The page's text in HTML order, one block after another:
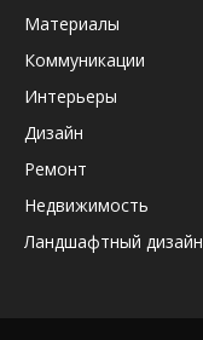
Материалы
Коммуникации
Интерьеры
Дизайн
Ремонт
Недвижимость
Ландшафтный дизайн